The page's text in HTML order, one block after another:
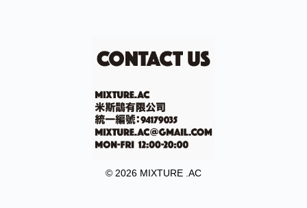
© 2026 MIXTURE .AC